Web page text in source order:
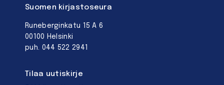
Suomen kirjastoseura
Runeberginkatu 15 A 6
00100 Helsinki
puh. 044 522 2941
Tilaa uutiskirje